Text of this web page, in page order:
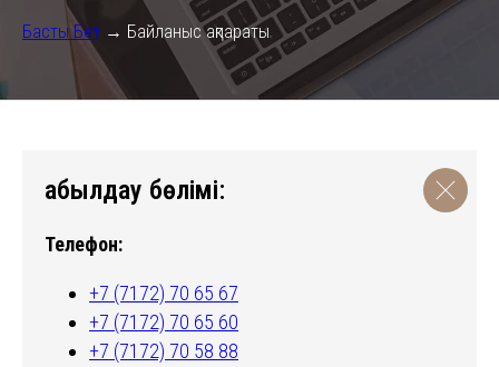
Басты Бет → Байланыс ақпараты
Қабылдау бөлімі:
Телефон:
+7 (7172) 70 65 67
+7 (7172) 70 65 60
+7 (7172) 70 58 88